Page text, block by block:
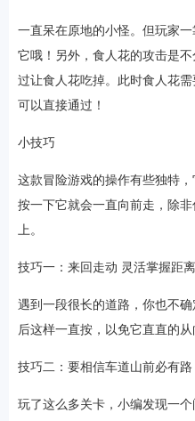
一直呆在原地的小怪。但玩家
它哦！另外，食人花的攻击是
过让食人花吃掉。此时食人花
可以直接通过！
小技巧
这款冒险游戏的操作有些独特
按一下它就会一直向前走，除
上。
技巧一：来回走动 灵活掌握距离
遇到一段很长的道路，你也不
后这样一直按，以免它直直的从
技巧二：要相信车道山前必有路
玩了这么多关卡，小编发现一